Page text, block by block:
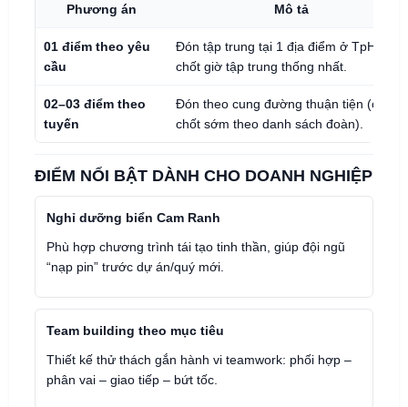
Phương án Mô tả
01 điểm theo yêu
cầu
Đón tập trung tại 1 địa điểm ở TpHCM,
chốt giờ tập trung thống nhất.
02–03 điểm theo
tuyến
Đón theo cung đường thuận tiện (cần
chốt sớm theo danh sách đoàn).
ĐIỂM NỔI BẬT DÀNH CHO DOANH NGHIỆP
Nghỉ dưỡng biển Cam Ranh
Phù hợp chương trình tái tạo tinh thần, giúp đội ngũ
“nạp pin” trước dự án/quý mới.
Team building theo mục tiêu
Thiết kế thử thách gắn hành vi teamwork: phối hợp –
phân vai – giao tiếp – bứt tốc.